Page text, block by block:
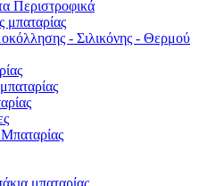
Περιστροφικά
μπαταρίας
- Σιλικόνης - Θερμού
μπαταρίας